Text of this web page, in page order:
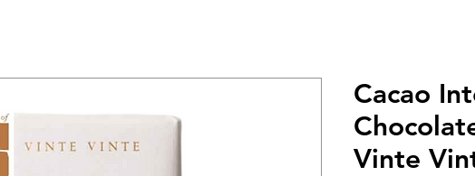
Cacao
Vinte